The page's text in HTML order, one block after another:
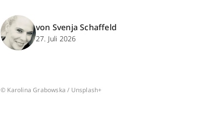
von Svenja Schaffeld
27. Juli 2026
© Karolina Grabowska / Unsplash+